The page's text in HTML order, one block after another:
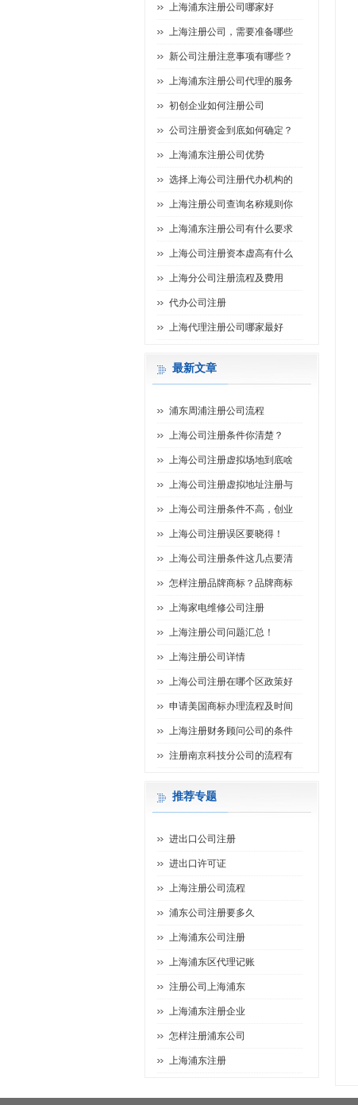
上海浦东注册公司哪家好
上海注册公司，需要准备哪些
新公司注册注意事项有哪些？
上海浦东注册公司代理的服务
初创企业如何注册公司
公司注册资金到底如何确定？
上海浦东注册公司优势
选择上海公司注册代办机构的
上海注册公司查询名称规则你
上海浦东注册公司有什么要求
上海公司注册资本虚高有什么
上海分公司注册流程及费用
代办公司注册
上海代理注册公司哪家最好
最新文章
浦东周浦注册公司流程
上海公司注册条件你清楚？
上海公司注册虚拟场地到底啥
上海公司注册虚拟地址注册与
上海公司注册条件不高，创业
上海公司注册误区要晓得！
上海公司注册条件这几点要清
怎样注册品牌商标？品牌商标
上海家电维修公司注册
上海注册公司问题汇总！
上海注册公司详情
上海公司注册在哪个区政策好
申请美国商标办理流程及时间
上海注册财务顾问公司的条件
注册南京科技分公司的流程有
推荐专题
进出口公司注册
进出口许可证
上海注册公司流程
浦东公司注册要多久
上海浦东公司注册
上海浦东区代理记账
注册公司上海浦东
上海浦东注册企业
怎样注册浦东公司
上海浦东注册